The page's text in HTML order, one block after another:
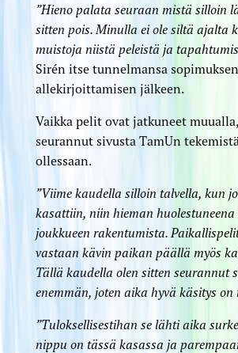
”Hieno palata seuraan mistä silloin
sitten pois. Minulla ei ole siltä ajalta
muistoja niistä peleistä ja
Sirén itse tunnelmansa sopimuksen
allekirjoittamisen jälkeen.
Vaikka pelit ovat jatkuneet muualla,
seurannut sivusta TamUn tekemistä
ollessaan.
”Viime kaudella silloin talvella, kun
kasattiin, niin hieman huolestuneena
joukkueen rakentumista. Paikallispelit
vastaan kävin paikan päällä myös
Tällä kaudella olen sitten seurannut
enemmän, joten aika hyvä käsitys on
”Tuloksellisestihan se lähti aika
nippu on tässä kasassa ja